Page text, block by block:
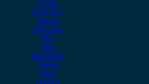
Lexus
Lynk & co
Mazda
Mercedes
MG
Mini
Mitsubishi
Nissan
Opel
Omoda